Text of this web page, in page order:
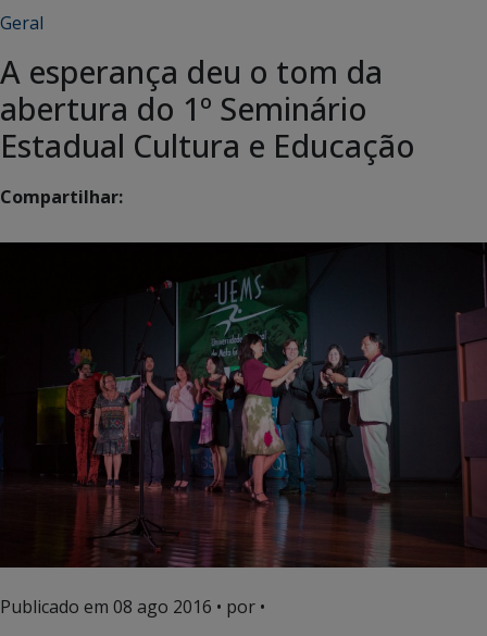
Geral
A esperança deu o tom da
abertura do 1º Seminário
Estadual Cultura e Educação
Compartilhar:
Publicado em 08 ago 2016 • por •